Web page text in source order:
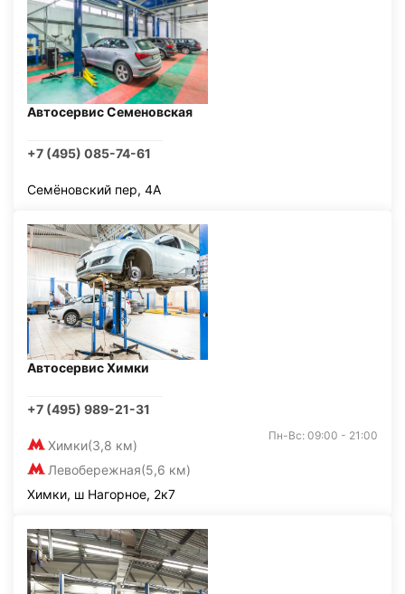
Автосервис Семеновская
+7 (495) 085-74-61
Семёновский пер, 4А
Автосервис Химки
+7 (495) 989-21-31
Химки(3,8 км)
Левобережная(5,6 км)
Пн-Вс: 09:00 - 21:00
Химки, ш Нагорное, 2к7